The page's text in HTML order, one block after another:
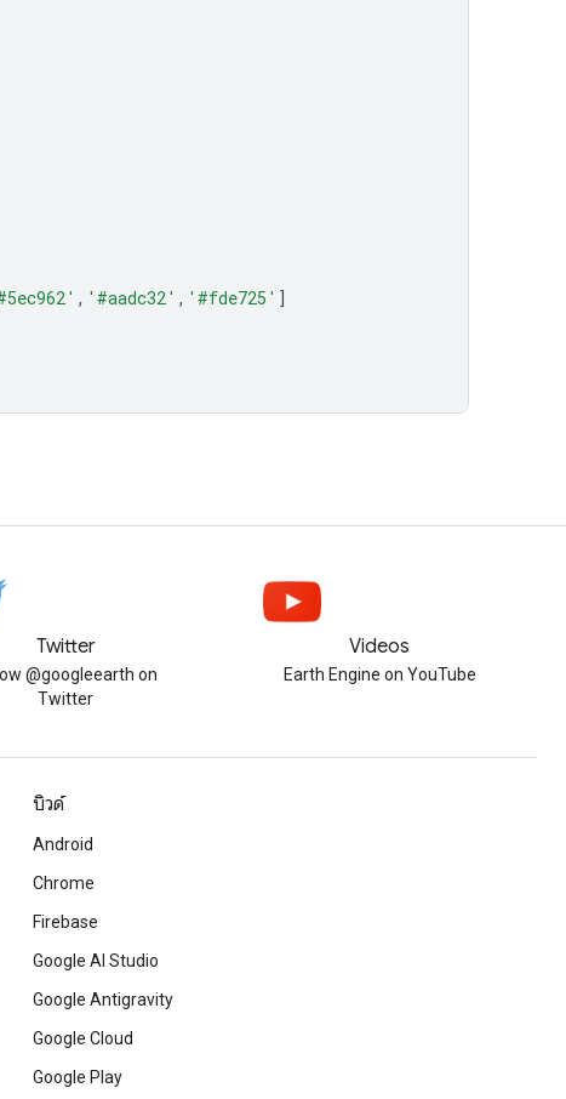
, '#aadc32' , '#fde725' ]
Twitter
@googleearth on
Twitter
Videos
Earth Engine on YouTube
บิวด์
Android
Chrome
Firebase
Google AI Studio
Google Antigravity
Google Cloud
Google Play